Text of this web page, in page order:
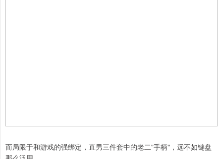
而局限于和游戏的强绑定，直男三件套中的老二"手柄"，远不如键盘